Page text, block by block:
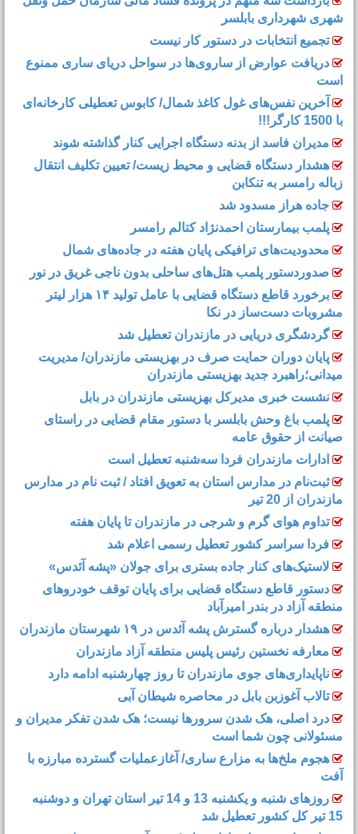
خطر صاعقه و سیلاب در مازندران
بازداشت سه متهم در پرونده فساد مالی سازمان حمل‌ ونقل
شهری شهرداری بابلسر
تجمیع انتخابات در دستور کار نیست
دریافت عوارض از ساروی‌ها در سواحل دریای ساری ممنوع
است
آخرین نفس‌های غول کاغذ شمال‌/ ‌کابوس تعطیلی کارخانه‌ای
مدیران فاسد از بدنه دستگاه اجرایی کنار گذاشته شوند
هشدار دستگاه قضایی و محیط زیست/ تعیین تکلیف انتقال
زباله رامسر به تنکابن
جاده هراز مسدود شد
پلمب بیمارستان احمدنژاد کتالم رامسر
محدودیت‌های ترافیکی پایان هفته در جاده‌های شمال
صدوردستور پلمب هتل‌های ساحلی بدون ناجی غریق در نور
مشروبات دست‌ساز در نکا
گردشگری دریایی در مازندران تعطیل شد
پایان دوران حمایت صرف در بهزیستی مازندران/ مدیریت
میدانی؛راهبرد جدید بهزیستی مازندران
نشست خبری مدیرکل بهزیستی مازندران در بابل
پلمب باغ ‌وحش بابلسر با دستور مقام قضایی در راستای
صیانت از حقوق عامه
ادارات مازندران فردا سه‌شنبه تعطیل است
ثبت‌نام در مدارس استان به تعویق افتاد / ثبت نام در مدارس
مازندران از 20 تیر
تداوم هوای گرم و شرجی در مازندران تا پایان هفته
فردا سراسر کشور تعطیل رسمی اعلام شد
لاستیک‌های کنار جاده بستری برای جولان «پشه آئدس»
دستور قاطع دستگاه قضایی برای پایان توقف خودروهای
منطقه آزاد در بندر امیرآباد
هشدار درباره گسترش پشه آئدس در ۱۹ شهرستان مازندران
معارفه نخستین رئیس پلیس منطقه آزاد مازندران
ناپایداری‌های جوی مازندران تا روز چهارشنبه ادامه دارد
تالاب آغوزبن بابل در محاصره شیطان آبی
درد اصلی، هک شدن سرورها نیست؛ هک شدن تفکر مدیران و
مسئولانی چون شما است
آفت
روزهای شنبه و یکشنبه 13 و 14 تیر استان تهران و دوشنبه